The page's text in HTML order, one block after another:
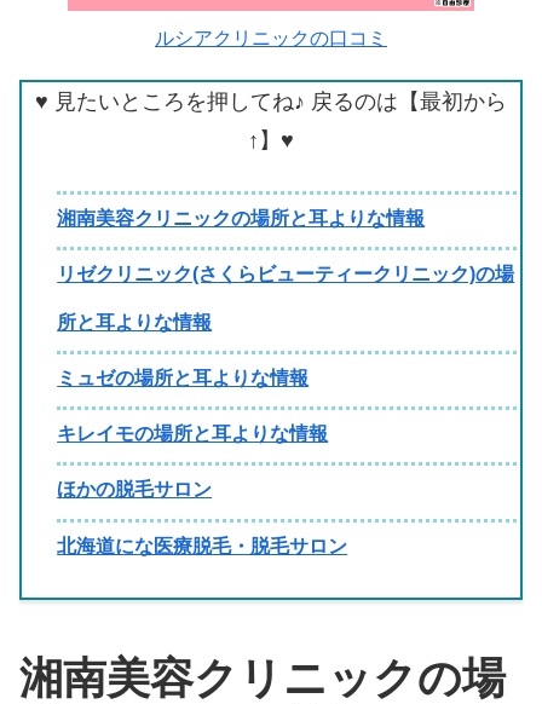
ルシアクリニックの口コミ
♥ 見たいところを押してね♪ 戻るのは【最初から
↑】♥
湘南美容クリニックの場所と耳よりな情報
リゼクリニック(さくらビューティークリニック)の場
所と耳よりな情報
ミュゼの場所と耳よりな情報
キレイモの場所と耳よりな情報
ほかの脱毛サロン
北海道にな医療脱毛・脱毛サロン
湘南美容クリニックの場